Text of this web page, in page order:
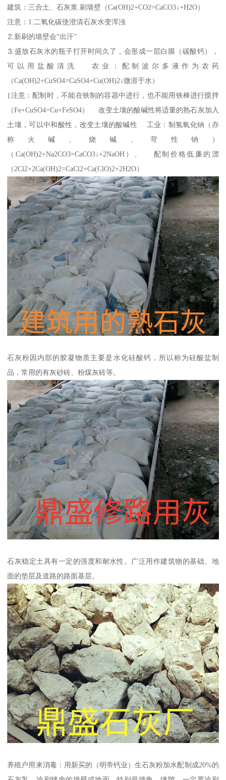
建筑：三合土、石灰浆.刷墙壁（Ca(OH)2+CO2=CaCO3↓+H2O）
注意：1.二氧化碳使澄清石灰水变浑浊
⒉新刷的墙壁会“出汗”
⒊盛放石灰水的瓶子打开时间久了，会形成一层白膜（碳酸钙），
可以用盐酸清洗 农业：配制波尔多液作为农药
（Ca(OH)2+CuSO4=CaSO4+Cu(OH)2↓微溶于水）
{注意：配制时，不能在铁制的容器中进行，也不能用铁棒进行搅拌
（Fe+CuSO4=Cu+FeSO4） 改变土壤的酸碱性将适量的熟石灰加入
土壤，可以中和酸性，改变土壤的酸碱性 工业：制氢氧化钠（亦
称火碱、烧碱、苛性钠）
（Ca(OH)2+Na2CO3=CaCO3↓+2NaOH）、 配制价格低廉的漂
（2Cl2+2Ca(OH)2=CaCl2+Ca(ClO)2+2H2O）
石灰粉因内部的胶凝物质主要是水化硅酸钙，所以称为硅酸盐制
品，常用的有灰砂砖、粉煤灰砖等。
石灰稳定土具有一定的强度和耐水性。广泛用作建筑物的基础、地
面的垫层及道路的路面基层。
养殖户用来消毒：用新买的（明帝钙业）生石灰粉加水配制成20%的